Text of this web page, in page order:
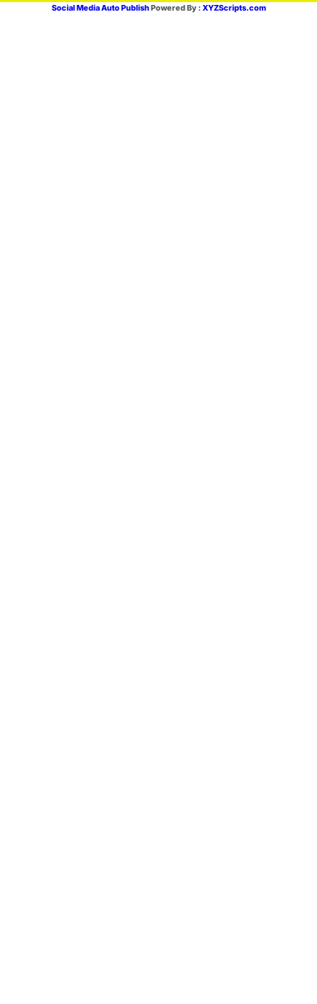
Social Media Auto PublishPowered By : XYZScripts.com